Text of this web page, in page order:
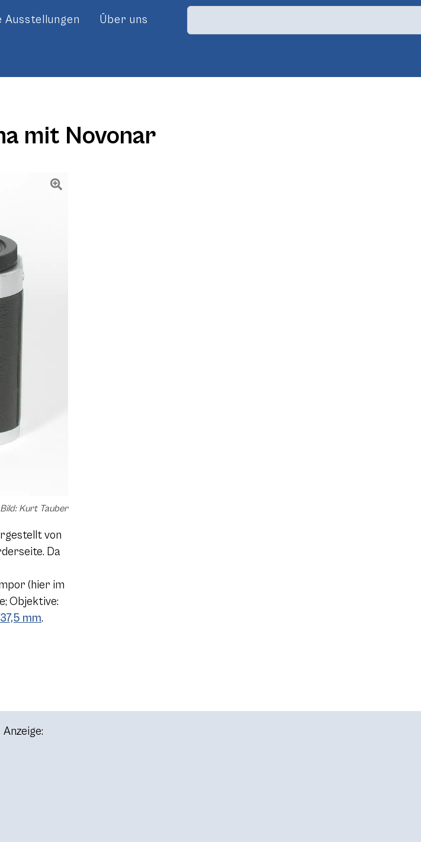
Ausstellungen Über uns
mit Novonar
Bild: Kurt Tauber
von
Da
(hier im
Objektive:
mm.
Anzeige: